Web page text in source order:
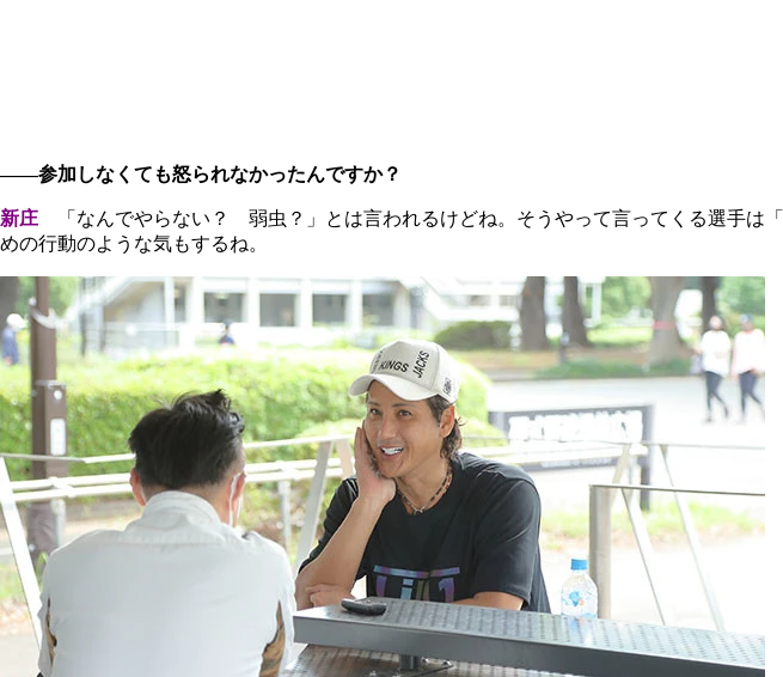
――参加しなくても怒られなかったんですか？
新庄 「なんでやらない？ 弱虫？」とは言われるけどね。そうやって言ってくる選手は
めの行動のような気もするね。